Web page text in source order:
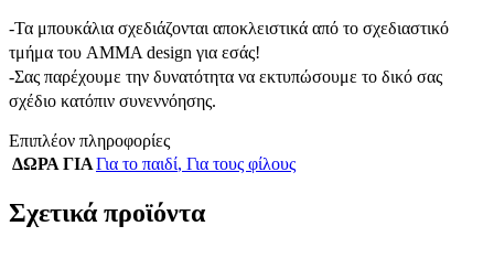
-Τα μπουκάλια σχεδιάζονται αποκλειστικά από το σχεδιαστικό
τμήμα του AMMA design για εσάς!
-Σας παρέχουμε την δυνατότητα να εκτυπώσουμε το δικό σας
σχέδιο κατόπιν συνεννόησης.
Επιπλέον πληροφορίες
ΔΩΡΑ ΓΙΑΓια το παιδί, Για τους φίλους
Σχετικά προϊόντα